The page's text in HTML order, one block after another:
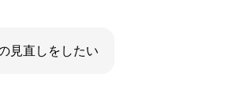
見直しをしたい